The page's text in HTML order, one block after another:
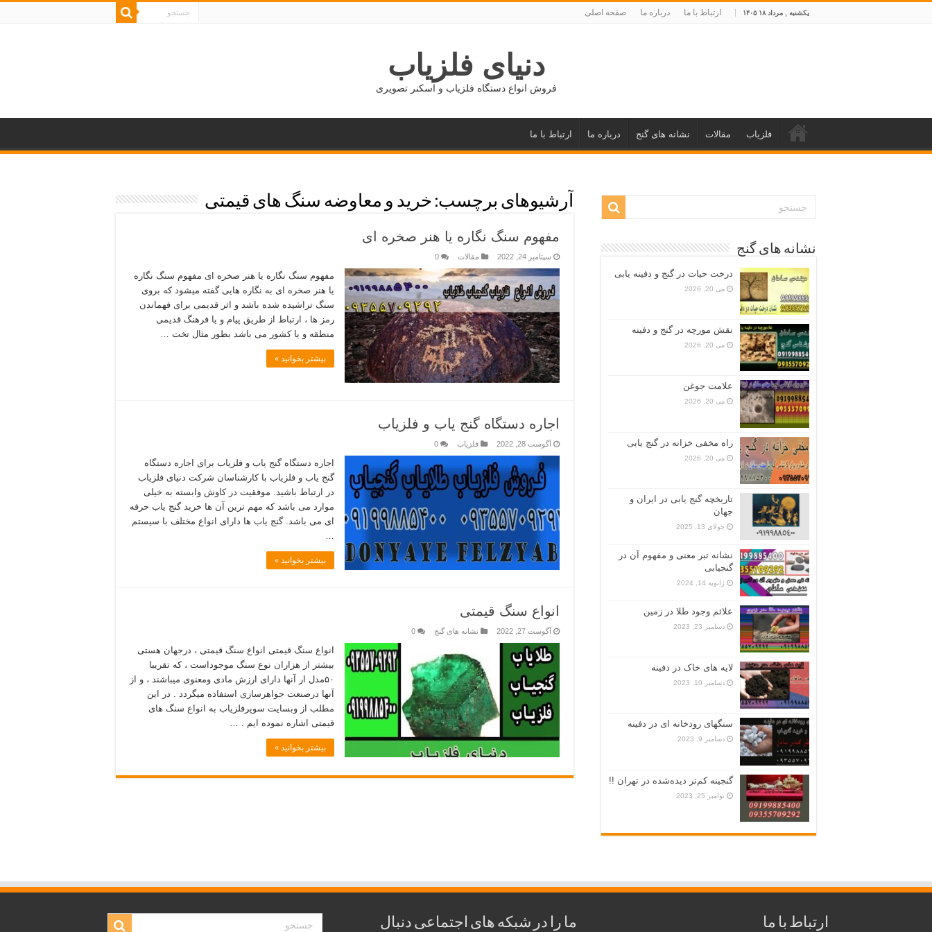
یکشنبه , مرداد ۱۸ ۱۴۰۵ ارتباط با ما درباره ما صفحه اصلی
دنیای فلزیاب
فروش انواع دستگاه فلزیاب و اسکنر تصویری
فلزیاب مقالات نشانه های گنج درباره ما ارتباط با ما
آرشیوهای برچسب: خرید و معاوضه سنگ های قیمتی
مفهوم سنگ نگاره یا هنر صخره ای
سپتامبر 24, 2022 مقالات 0
مفهوم سنگ نگاره یا هنر صخره ای مفهوم سنگ نگاره
یا هنر صخره ای به نگاره هایی گفته میشود که بروی
سنگ تراشیده شده باشد و اثر قدیمی برای فهماندن
رمز ها ، ارتباط از طریق پیام و یا فرهنگ قدیمی
منطقه و یا کشور می باشد بطور مثال تخت …
بیشتر بخوانید »
اجاره دستگاه گنج یاب و فلزیاب
آگوست 28, 2022 فلزیاب 0
اجاره دستگاه گنج یاب و فلزیاب برای اجاره دستگاه
گنج یاب و فلزیاب با کارشناسان شرکت دنیای فلزیاب
در ارتباط باشید. موفقیت در کاوش وابسته به خیلی
موارد می باشد که مهم ترین آن ها خرید گنج یاب حرفه
ای می باشد. گنج یاب ها دارای انواع مختلف با سیستم
…
بیشتر بخوانید »
انواع سنگ قیمتی
آگوست 27, 2022 نشانه های گنج 0
انواع سنگ قیمتی انواع سنگ قیمتی ، درجهان هستی
بیشتر از هزاران نوع سنگ موجوداست ، که تقریبا
۵۰مدل ار آنها دارای ارزش مادی ومعنوی میباشند ، و از
آنها درصنعت جواهرسازی استفاده میگردد . در این
مطلب از وبسایت سوپرفلزیاب به انواع سنگ های
قیمتی اشاره نموده ایم . …
بیشتر بخوانید »
نشانه های گنج
درخت حیات در گنج و دفینه یابی
می 20, 2026
نقش مورچه در گنج و دفینه
می 20, 2026
علامت جوغن
می 20, 2026
راه مخفی خزانه در گنج یابی
می 20, 2026
تاریخچه گنج‌ یابی در ایران و
جهان
جولای 13, 2025
نشانه تبر معنی و مفهوم آن در
گنجیابی
ژانویه 14, 2024
علائم وجود طلا در زمین
دسامبر 23, 2023
لایه های خاک در دفینه
دسامبر 10, 2023
سنگهای رودخانه ای در دفینه
دسامبر 9, 2023
گنجینه کم‌تر دیده‌شده در تهران !!
نوامبر 25, 2023
ارتباط با ما ما را در شبکه های اجتماعی دنبال